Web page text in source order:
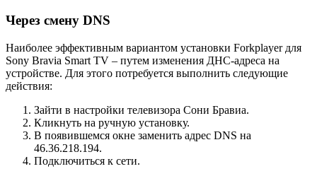
Через смену DNS
Наиболее эффективным вариантом установки Forkplayer для
Sony Bravia Smart TV – путем изменения ДНС-адреса на
устройстве. Для этого потребуется выполнить следующие
действия:
Зайти в настройки телевизора Сони Бравиа.
Кликнуть на ручную установку.
В появившемся окне заменить адрес DNS на
46.36.218.194.
Подключиться к сети.